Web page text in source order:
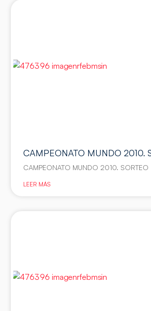
CAMPEONATO MUNDO 2010.
CAMPEONATO MUNDO 2010. SORTEO
LEER MÁS